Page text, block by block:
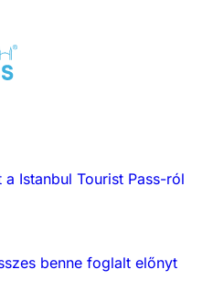
Istanbul Tourist Pass-ról
benne foglalt előnyt